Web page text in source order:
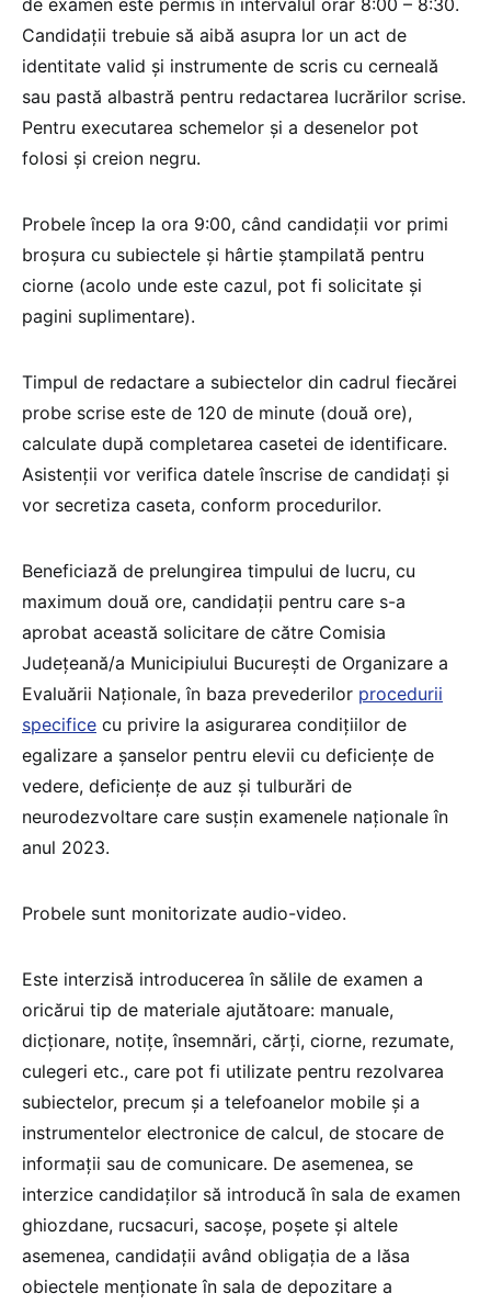
de examen este permis în intervalul orar 8:00 – 8:30.
Candidații trebuie să aibă asupra lor un act de
identitate valid și instrumente de scris cu cerneală
sau pastă albastră pentru redactarea lucrărilor scrise.
Pentru executarea schemelor și a desenelor pot
folosi și creion negru.
Probele încep la ora 9:00, când candidații vor primi
broșura cu subiectele și hârtie ștampilată pentru
ciorne (acolo unde este cazul, pot fi solicitate și
pagini suplimentare).
Timpul de redactare a subiectelor din cadrul fiecărei
probe scrise este de 120 de minute (două ore),
calculate după completarea casetei de identificare.
Asistenții vor verifica datele înscrise de candidați și
vor secretiza caseta, conform procedurilor.
Beneficiază de prelungirea timpului de lucru, cu
maximum două ore, candidații pentru care s-a
aprobat această solicitare de către Comisia
Județeană/a Municipiului București de Organizare a
Evaluării Naționale, în baza prevederilor procedurii
specifice cu privire la asigurarea condițiilor de
egalizare a șanselor pentru elevii cu deficiențe de
vedere, deficiențe de auz și tulburări de
neurodezvoltare care susțin examenele naționale în
anul 2023.
Probele sunt monitorizate audio-video.
Este interzisă introducerea în sălile de examen a
oricărui tip de materiale ajutătoare: manuale,
dicționare, notițe, însemnări, cărți, ciorne, rezumate,
culegeri etc., care pot fi utilizate pentru rezolvarea
subiectelor, precum și a telefoanelor mobile și a
instrumentelor electronice de calcul, de stocare de
informații sau de comunicare. De asemenea, se
interzice candidaților să introducă în sala de examen
ghiozdane, rucsacuri, sacoșe, poșete și altele
asemenea, candidații având obligația de a lăsa
obiectele menționate în sala de depozitare a